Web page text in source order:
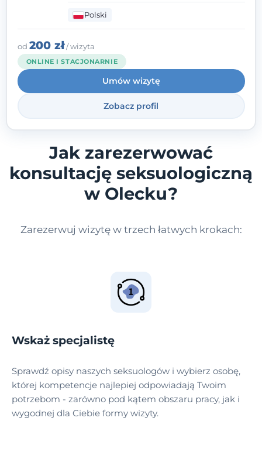
psychologii zaczęła się od życia - pełnego
wyzwań, które nauczyły mnie uważności,
empatii i pokory. Dziś łączę doświadczenie
nauczycielki, psychologa, psychoterapeuty
i seksuologa tworząc bezpieczną
przestrzeń, w której można poczuć spokój i
wsparcie. Nie obiecuję łatwych rozwiązań -
ale mogę obiecać, że będę po Twojej
Polski
od 200 zł/ wizyta
ONLINE I STACJONARNIE
Umów wizytę
Zobacz profil
Jak zarezerwować
konsultację seksuologiczną
w Olecku?
Zarezerwuj wizytę w trzech łatwych krokach:
Wskaż specjalistę
Sprawdź opisy naszych seksuologów i wybierz osobę,
której kompetencje najlepiej odpowiadają Twoim
potrzebom - zarówno pod kątem obszaru pracy, jak i
wygodnej dla Ciebie formy wizyty.